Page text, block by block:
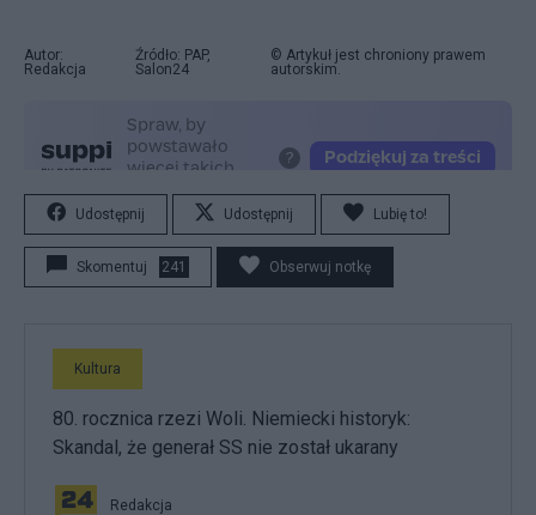
Autor:
Redakcja
Źródło: PAP,
Salon24
© Artykuł jest chroniony prawem
autorskim.
Udostępnij Udostępnij Lubię to!
Skomentuj 241 Obserwuj notkę
Kultura
80. rocznica rzezi Woli. Niemiecki historyk:
Skandal, że generał SS nie został ukarany
Redakcja